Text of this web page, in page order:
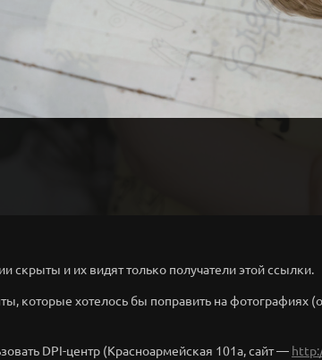
скрыты и их видят только получатели этой ссылки.
которые хотелось бы поправить на
DPI-центр (Красноармейская 101а, сайт —